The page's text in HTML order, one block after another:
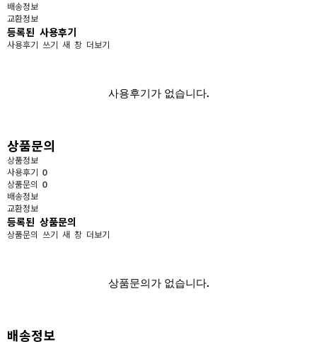
배송정보
교환정보
등록된 사용후기
사용후기 쓰기 새 창 더보기
사용후기가 없습니다.
상품문의
상품정보
사용후기 0
상품문의 0
배송정보
교환정보
등록된 상품문의
상품문의 쓰기 새 창 더보기
상품문의가 없습니다.
배송정보